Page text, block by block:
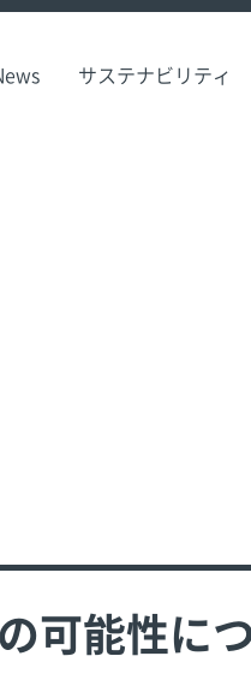
サステナビリティ
可能性に